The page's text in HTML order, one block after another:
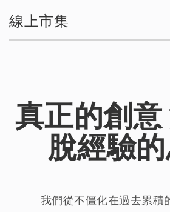
線上市集
真正的創
脫經驗
我們從不僵化在過去累積